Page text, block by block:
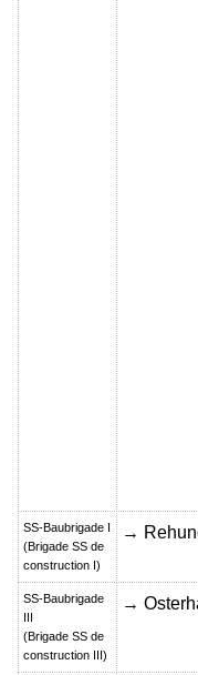
SS-Baubrigade I
(Brigade SS de
construction I)
→
SS-Baubrigade
III
(Brigade SS de
construction III)
→